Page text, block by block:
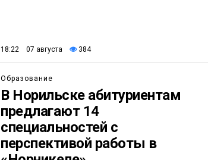
18:22 07 августа 384
Образование
В Норильске абитуриентам
предлагают 14
специальностей с
перспективой работы в